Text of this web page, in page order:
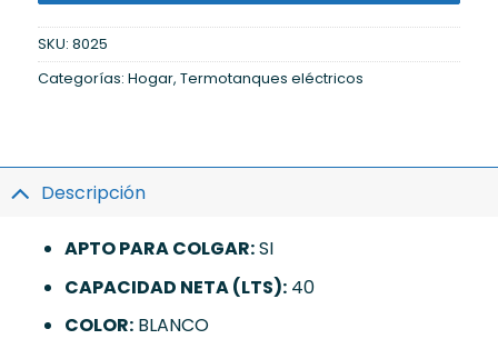
SKU: 8025
Categorías: Hogar, Termotanques eléctricos
Descripción
APTO PARA COLGAR:SI
CAPACIDAD NETA (LTS):40
COLOR:BLANCO